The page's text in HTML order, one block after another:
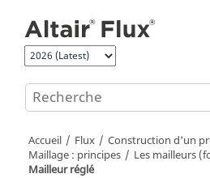
Accueil Flux
Construction d'un
Maillage : principes
Les mailleurs
Mailleur réglé